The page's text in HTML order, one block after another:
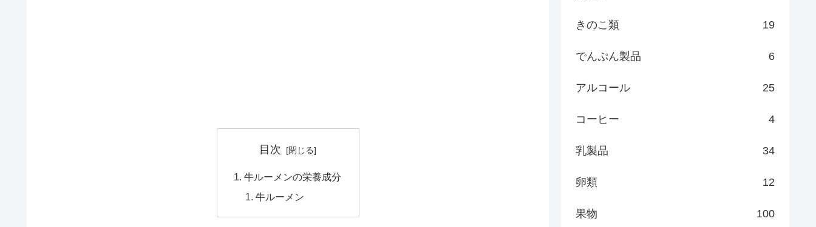
目次
牛ルーメンの栄養成分
牛ルーメン
きのこ類 19
でんぷん製品 6
アルコール 25
コーヒー 4
乳製品 34
卵類 12
果物 100